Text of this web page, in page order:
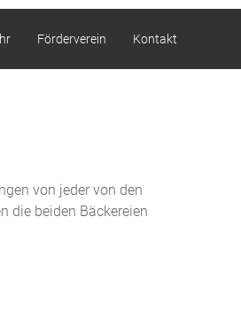
Förderverein Kontakt
von jeder von den
die beiden Bäckereien